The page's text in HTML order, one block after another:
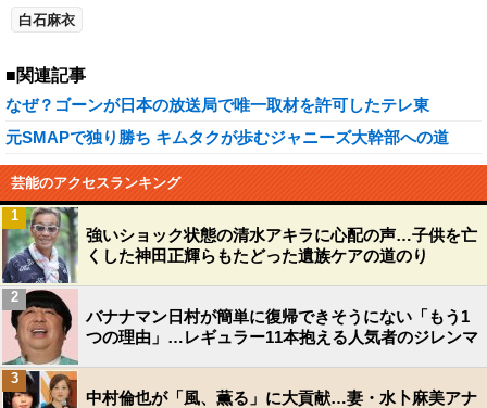
白石麻衣
■関連記事
なぜ？ゴーンが日本の放送局で唯一取材を許可したテレ東
元SMAPで独り勝ち キムタクが歩むジャニーズ大幹部への道
芸能のアクセスランキング
強いショック状態の清水アキラに心配の声…子供を亡
くした神田正輝らもたどった遺族ケアの道のり
1
バナナマン日村が簡単に復帰できそうにない「もう1
つの理由」…レギュラー11本抱える人気者のジレンマ
2
中村倫也が「風、薫る」に大貢献…妻・水卜麻美アナ
3